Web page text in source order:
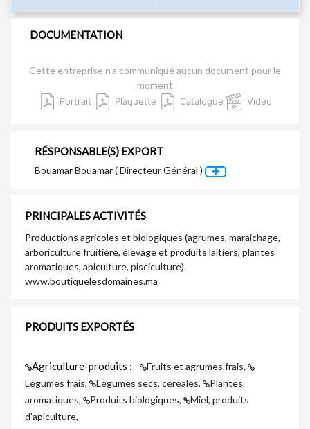
DOCUMENTATION
Cette entreprise n'a communiqué aucun document pour le
moment
Portrait Plaquette Catalogue Video
RÉSPONSABLE(S) EXPORT
Bouamar Bouamar ( Directeur Général )
PRINCIPALES ACTIVITÉS
Productions agricoles et biologiques (agrumes, maraichage,
arboriculture fruitière, élevage et produits laitiers, plantes
aromatiques, apiculture, pisciculture).
www.boutiquelesdomaines.ma
PRODUITS EXPORTÉS
Agriculture-produits :
Fruits et agrumes frais,
Légumes frais,
Légumes secs, céréales,
Plantes
aromatiques,
Produits biologiques,
Miel, produits
d'apiculture,